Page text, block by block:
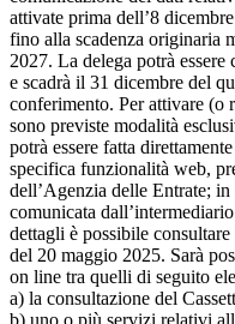
attivate prima dell’8
fino alla scadenza originaria
2027. La delega potrà
e scadrà il 31 dicembre del
conferimento. Per attivare (o
sono previste modalità
potrà essere fatta
specifica funzionalità web,
dell’Agenzia delle Entrate; in
comunicata
dettagli è possibile
del 20 maggio 2025. Sarà
on line tra quelli di seguito
a) la consultazione del